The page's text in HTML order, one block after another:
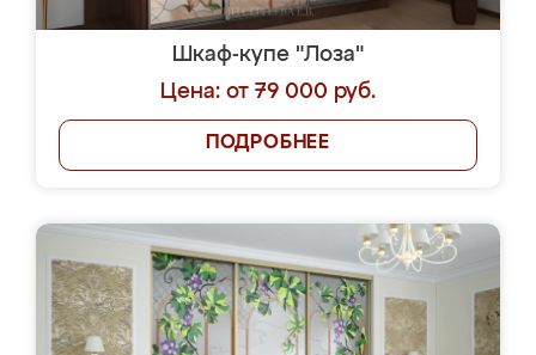
Шкаф-купе "Лоза"
Цена: от 79 000 руб.
ПОДРОБНЕЕ